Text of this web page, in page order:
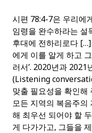
시편 78:4-7은 우리에
임령을 완수하라는 설
후대에 전하리로다
에게 이를 알게 하고
러서’. 2020년과
(Listening
맞출 필요성을 확인해
모든 지역의 복음주의
해 최우선 되어야 할
게 다가가고, 그들을